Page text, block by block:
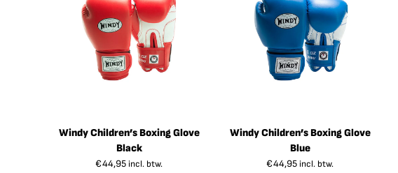
Windy Children’s Boxing Glove
Black
€44,95 incl. btw.
Windy Children’s Boxing Glove
Blue
€44,95 incl. btw.